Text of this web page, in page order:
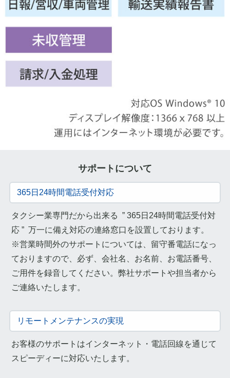
サポートについて
365日24時間電話受付対応
タクシー業専門だから出来る ” 365日24時間電話受付対
応 ” 万一に備え対応の連絡窓口を設置しております。
※営業時間外のサポートについては、留守番電話になっ
ておりますので、必ず、会社名、お名前、お電話番号、
ご用件を録音してください。弊社サポートや担当者から
ご連絡いたします。
リモートメンテナンスの実現
お客様のサポートはインターネット・電話回線を通じて
スピーディーに対応いたします。